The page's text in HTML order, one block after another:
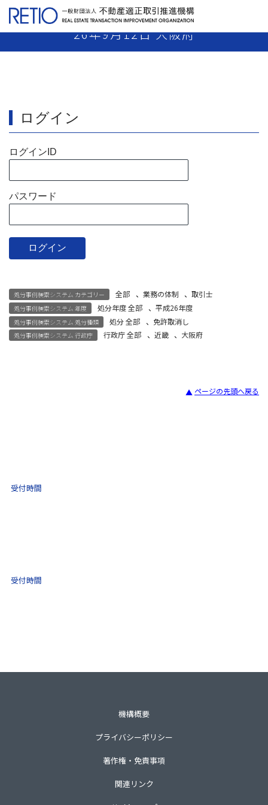
【26-39】 宅建業者 免許取消し 平成
26年9月12日 大阪府
ログイン
ログインID
パスワード
処分事例検索システム カテゴリー 全部 、 業務の体制 、取引士
処分事例検索システム 年度 処分年度 全部 、 平成26年度
処分事例検索システム 処分種類 処分 全部 、 免許取消し
処分事例検索システム 行政庁 行政庁 全部 、 近畿 、 大阪府
ページの先頭へ戻る
受付時間
受付時間
機構概要
プライバシーポリシー
著作権・免責事項
関連リンク